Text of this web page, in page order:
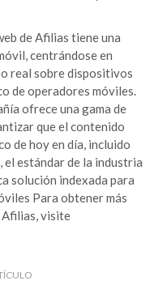
de Afilias tiene una
centrándose en
real sobre dispositivos
de operadores móviles.
ofrece una gama de
que el contenido
de hoy en día, incluido
estándar de la industria
solución indexada para
Para obtener más
visite